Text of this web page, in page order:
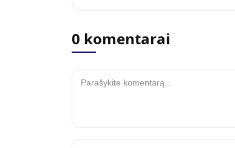
0 komentarai